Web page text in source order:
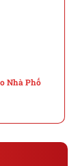
Nhà Phố